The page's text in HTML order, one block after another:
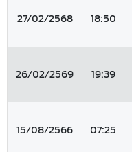
27/02/2568 18:50
26/02/2569 19:39
15/08/2566 07:25